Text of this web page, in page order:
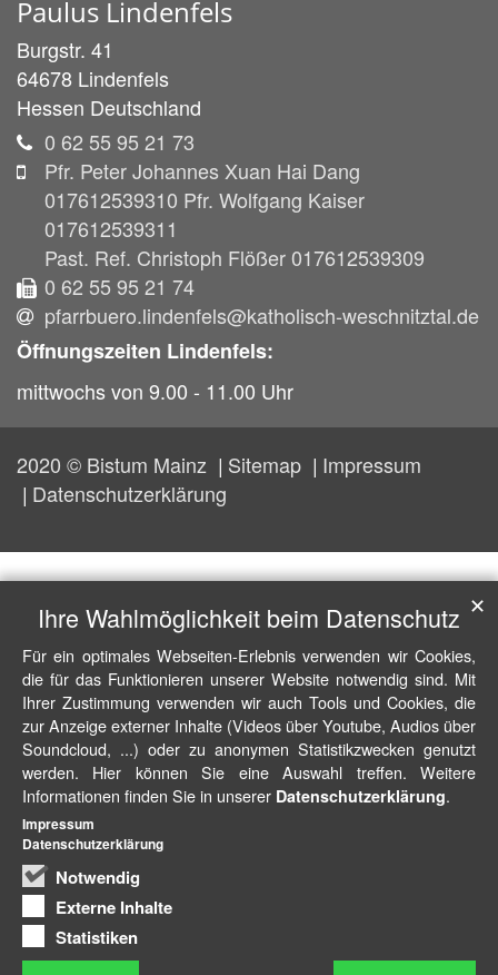
Paulus Lindenfels
Burgstr. 41
64678 Lindenfels
Hessen Deutschland
0 62 55 95 21 73
Pfr. Peter Johannes Xuan Hai Dang
017612539310 Pfr. Wolfgang Kaiser
017612539311
Past. Ref. Christoph Flößer 017612539309
0 62 55 95 21 74
pfarrbuero.lindenfels@katholisch-weschnitztal.de
Öffnungszeiten Lindenfels:
mittwochs von 9.00 - 11.00 Uhr
2020 © Bistum Mainz Sitemap
Impressum
Datenschutzerklärung
Ihre Wahlmöglichkeit beim Datenschutz
Für ein optimales Webseiten-Erlebnis verwenden wir Cookies,
die für das Funktionieren unserer Website notwendig sind. Mit
Ihrer Zustimmung verwenden wir auch Tools und Cookies, die
zur Anzeige externer Inhalte (Videos über Youtube, Audios über
Soundcloud, ...) oder zu anonymen Statistikzwecken genutzt
werden. Hier können Sie eine Auswahl treffen. Weitere
Informationen finden Sie in unserer Datenschutzerklärung.
Notwendig
Externe Inhalte
Statistiken
✕
Impressum
Datenschutzerklärung